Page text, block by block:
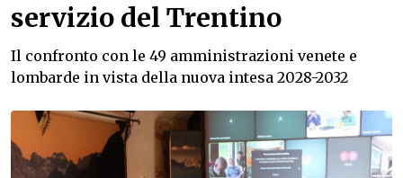
servizio del Trentino
Il confronto con le 49 amministrazioni venete e
lombarde in vista della nuova intesa 2028-2032